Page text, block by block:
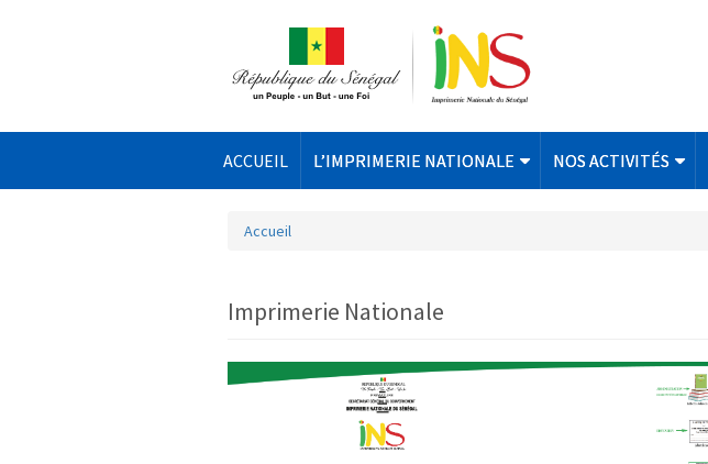
ACCUEIL L’IMPRIMERIE NATIONALE NOS ACTIVITÉS
Vous êtes ici
Accueil
Imprimerie Nationale